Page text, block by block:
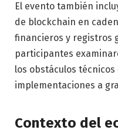
El evento también
de blockchain en
financieros y registros
participantes
los obstáculos
implementaciones a
Contexto del